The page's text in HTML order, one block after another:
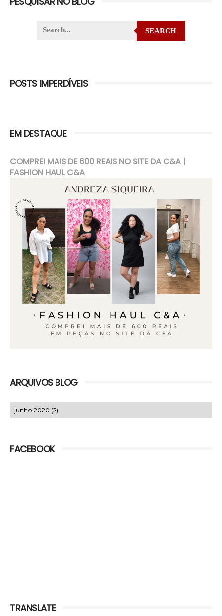
SEARCH
POSTS IMPERDÍVEIS
EM DESTAQUE
COMPREI MAIS DE 600 REAIS NO SITE DA C&A |
FASHION HAUL C&A
ARQUIVOS BLOG
FACEBOOK
TRANSLATE